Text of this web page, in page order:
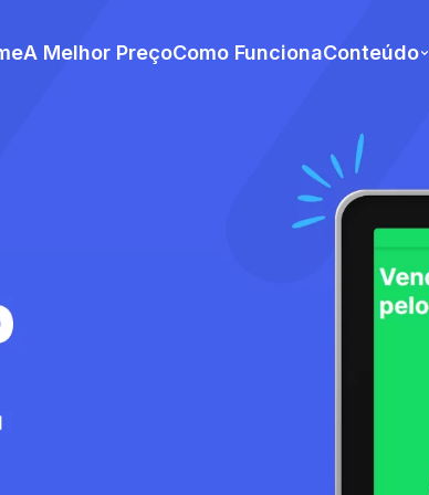
A Melhor PreçoComo FuncionaConteúdo